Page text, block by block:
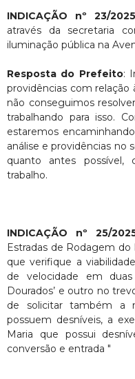
INDICAÇÃO nº 23/2025
através da secretaria
iluminação pública na
Resposta do Prefeito:
providências com relação
não conseguimos
trabalhando para isso.
estaremos
análise e providências no
quanto antes possível,
trabalho.
INDICAÇÃO nº 25/
Estradas de Rodagem do
que verifique a
de velocidade em
Dourados’ e outro no
de solicitar também a
possuem desníveis, a
Maria que possui
conversão e entrada "